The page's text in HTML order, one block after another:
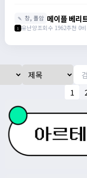
🍡 창, 폴암 메이플 베리
1 유난양조회수 1962추천 0
1